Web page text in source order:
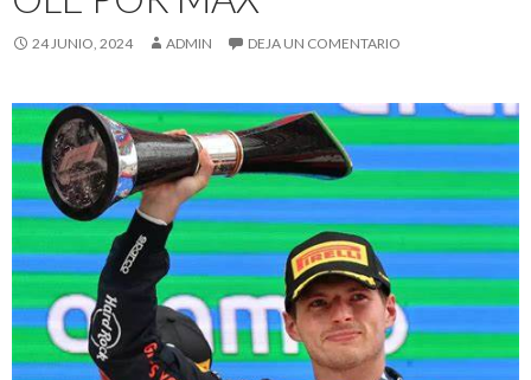
24 JUNIO, 2024 ADMIN DEJA UN COMENTARIO